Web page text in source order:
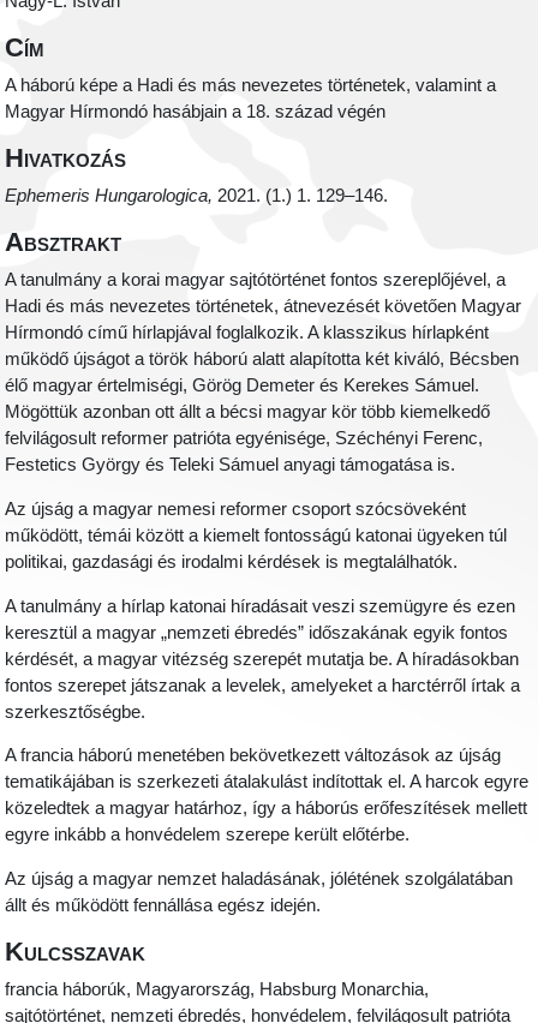
Cím
A háború képe a Hadi és más nevezetes történetek, valamint a
Magyar Hírmondó hasábjain a 18. század végén
Hivatkozás
Ephemeris Hungarologica, 2021. (1.) 1. 129–146.
Absztrakt
A tanulmány a korai magyar sajtótörténet fontos szereplőjével, a
Hadi és más nevezetes történetek, átnevezését követően Magyar
Hírmondó című hírlapjával foglalkozik. A klasszikus hírlapként
működő újságot a török háború alatt alapította két kiváló, Bécsben
élő magyar értelmiségi, Görög Demeter és Kerekes Sámuel.
Mögöttük azonban ott állt a bécsi magyar kör több kiemelkedő
felvilágosult reformer patrióta egyénisége, Széchényi Ferenc,
Festetics György és Teleki Sámuel anyagi támogatása is.
Az újság a magyar nemesi reformer csoport szócsöveként
működött, témái között a kiemelt fontosságú katonai ügyeken túl
politikai, gazdasági és irodalmi kérdések is megtalálhatók.
A tanulmány a hírlap katonai híradásait veszi szemügyre és ezen
keresztül a magyar „nemzeti ébredés” időszakának egyik fontos
kérdését, a magyar vitézség szerepét mutatja be. A híradásokban
fontos szerepet játszanak a levelek, amelyeket a harctérről írtak a
szerkesztőségbe.
A francia háború menetében bekövetkezett változások az újság
tematikájában is szerkezeti átalakulást indítottak el. A harcok egyre
közeledtek a magyar határhoz, így a háborús erőfeszítések mellett
egyre inkább a honvédelem szerepe került előtérbe.
Az újság a magyar nemzet haladásának, jólétének szolgálatában
állt és működött fennállása egész idején.
Kulcsszavak
francia háborúk, Magyarország, Habsburg Monarchia,
sajtótörténet, nemzeti ébredés, honvédelem, felvilágosult patrióta